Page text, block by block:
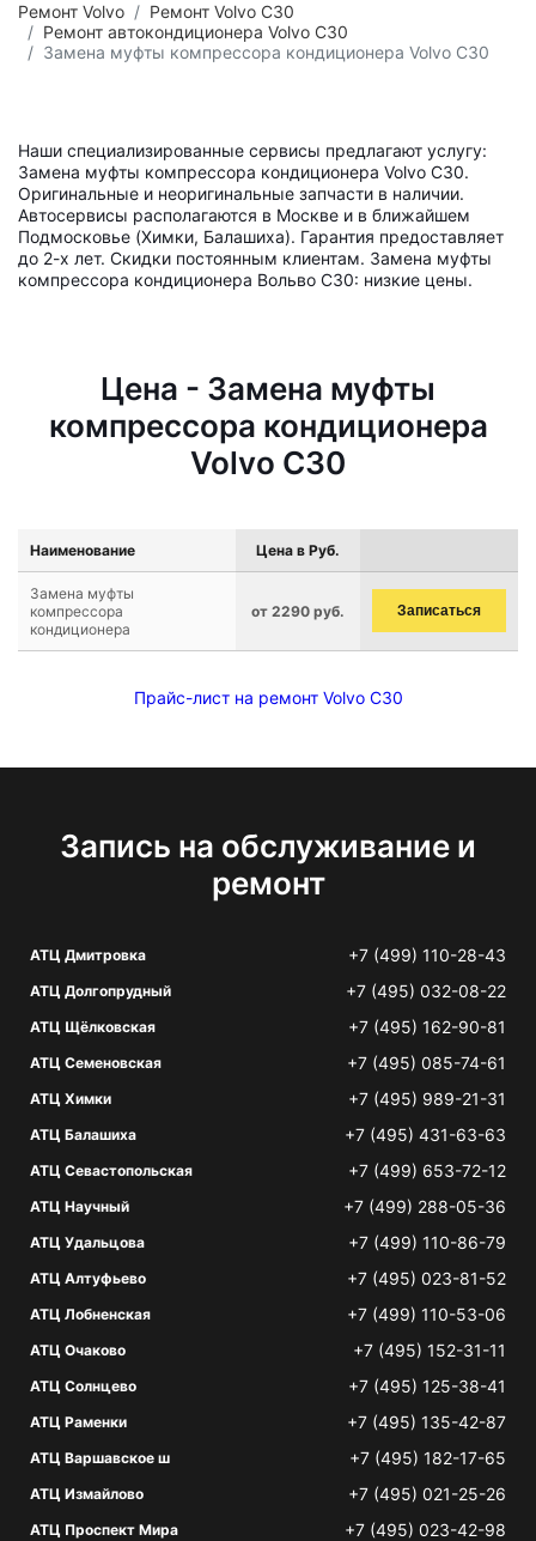
Ремонт Volvo
Ремонт Volvo C30
Ремонт автокондиционера Volvo C30
Замена муфты компрессора кондиционера Volvo C30
Наши специализированные сервисы предлагают услугу:
Замена муфты компрессора кондиционера Volvo C30.
Оригинальные и неоригинальные запчасти в наличии.
Автосервисы располагаются в Москве и в ближайшем
Подмосковье (Химки, Балашиха). Гарантия предоставляет
до 2-х лет. Скидки постоянным клиентам. Замена муфты
компрессора кондиционера Вольво С30: низкие цены.
Цена - Замена муфты
компрессора кондиционера
Volvo C30
Наименование Цена в Руб.
Замена муфты
компрессора
кондиционера
от 2290 руб. Записаться
Прайс-лист на ремонт Volvo C30
Запись на обслуживание и
ремонт
АТЦ Дмитровка +7 (499) 110-28-43
АТЦ Долгопрудный +7 (495) 032-08-22
АТЦ Щёлковская +7 (495) 162-90-81
АТЦ Семеновская +7 (495) 085-74-61
АТЦ Химки +7 (495) 989-21-31
АТЦ Балашиха +7 (495) 431-63-63
АТЦ Севастопольская +7 (499) 653-72-12
АТЦ Научный +7 (499) 288-05-36
АТЦ Удальцова +7 (499) 110-86-79
АТЦ Алтуфьево +7 (495) 023-81-52
АТЦ Лобненская +7 (499) 110-53-06
АТЦ Очаково +7 (495) 152-31-11
АТЦ Солнцево +7 (495) 125-38-41
АТЦ Раменки +7 (495) 135-42-87
АТЦ Варшавское ш +7 (495) 182-17-65
АТЦ Измайлово +7 (495) 021-25-26
АТЦ Проспект Мира +7 (495) 023-42-98